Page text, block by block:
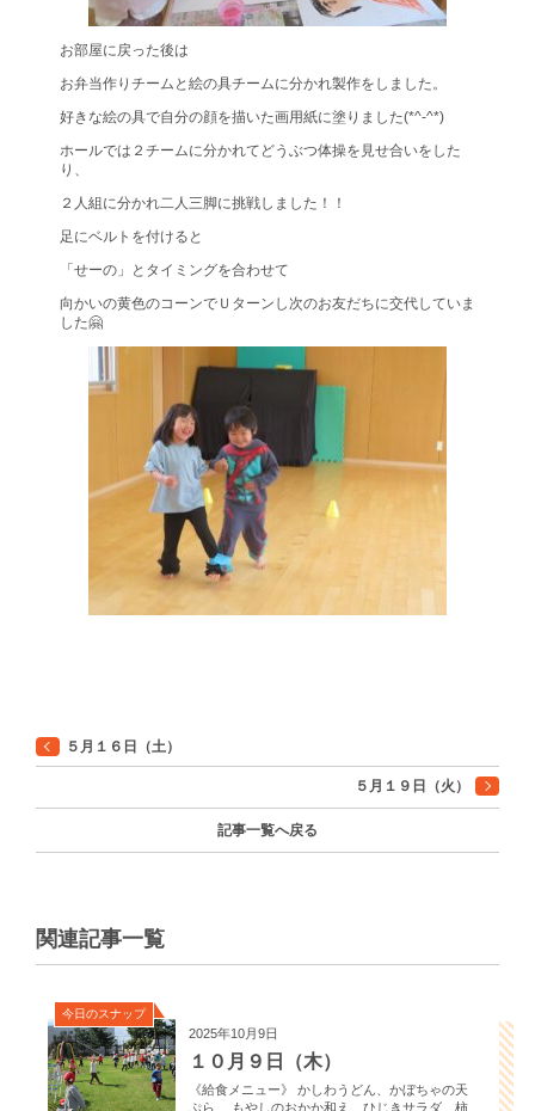
お部屋に戻った後は
お弁当作りチームと絵の具チームに分かれ製作をしました。
好きな絵の具で自分の顔を描いた画用紙に塗りました(*^-^*)
ホールでは２チームに分かれてどうぶつ体操を見せ合いをした
り、
２人組に分かれ二人三脚に挑戦しました！！
足にベルトを付けると
「せーの」とタイミングを合わせて
向かいの黄色のコーンでＵターンし次のお友だちに交代していま
した🤗
５月１６日（土）
５月１９日（火）
記事一覧へ戻る
関連記事一覧
今日のスナップ
2025年10月9日
１０月９日（木）
《給食メニュー》 かしわうどん、かぼちゃの天
ぷら、 もやしのおかか和え、ひじきサラダ、柿